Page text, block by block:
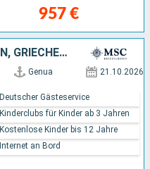
957 €
FRANKREICH, SPANIEN, ITALIEN, GRIECHENLAND, MONTENEGRO
Genua 21.10.2026
Deutscher Gästeservice
Kinderclubs für Kinder ab 3 Jahren
Kostenlose Kinder bis 12 Jahre
Internet an Bord